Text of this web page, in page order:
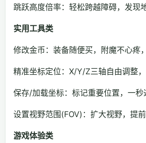
跳跃高度倍率：轻松跨越障碍，发现
实用工具类
修改金币：装备随便买，附魔不心疼
精准坐标定位：X/Y/Z三轴自由调整
保存/加载坐标：标记重要位置，一秒
设置视野范围(FOV)：扩大视野，提
游戏体验类